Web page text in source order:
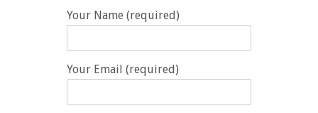
Your Name (required)
Your Email (required)